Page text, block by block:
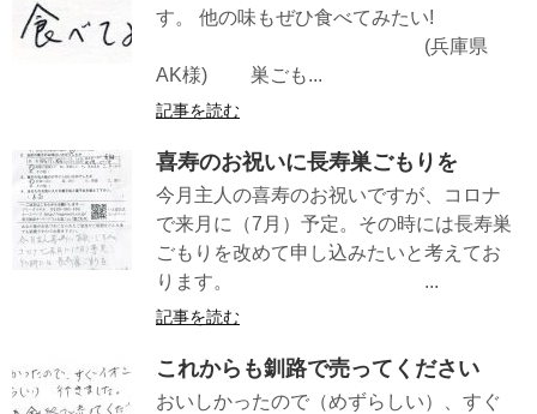
す。 他の味もぜひ食べてみたい!
(兵庫県
AK様) 巣ごも...
記事を読む
喜寿のお祝いに長寿巣ごもりを
今月主人の喜寿のお祝いですが、コロナ
で来月に（7月）予定。その時には長寿巣
ごもりを改めて申し込みたいと考えてお
ります。 ...
記事を読む
これからも釧路で売ってください
おいしかったので（めずらしい）、すぐ